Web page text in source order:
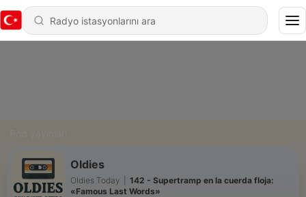
Oldies
Oldies Today
142 - Supertramp en la cuerda floja:
«Famous Last Words»